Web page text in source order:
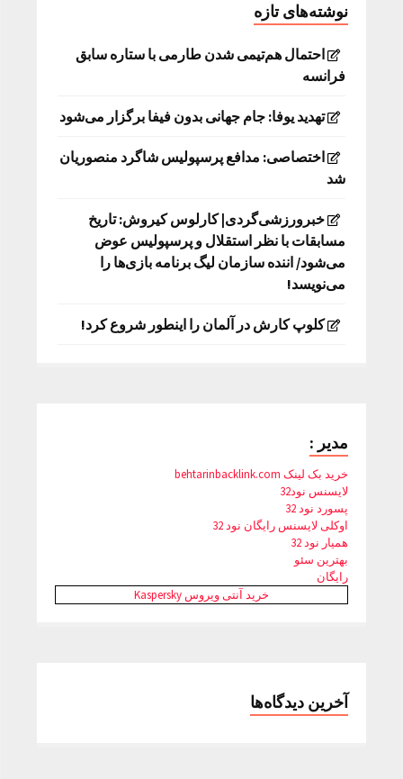
نوشته‌های تازه
احتمال هم‌تیمی شدن طارمی با ستاره سابق
فرانسه
تهدید یوفا: جام جهانی بدون فیفا برگزار می‌شود
اختصاصی: مدافع پرسپولیس شاگرد منصوریان
شد
خبرورزشی‌گردی| کارلوس کیروش: تاریخ
مسابقات با نظر استقلال و پرسپولیس عوض
می‌شود/ اننده سازمان لیگ برنامه بازی‌ها را
می‌نویسد!
کلوپ کارش در آلمان را اینطور شروع کرد!
مدیر :
خرید بک لینک behtarinbacklink.com
لایسنس نود32
پسورد نود 32
اوکلی لایسنس رایگان نود 32
همیار نود 32
بهترین سئو
رایگان
خرید آنتی ویروس Kaspersky
آخرین دیدگاه‌ها